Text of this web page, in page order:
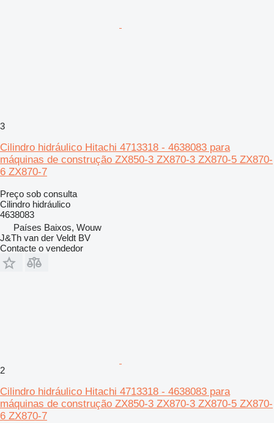
3
Cilindro hidráulico Hitachi 4713318 - 4638083 para
máquinas de construção ZX850-3 ZX870-3 ZX870-5 ZX870-
6 ZX870-7
Preço sob consulta
Cilindro hidráulico
4638083
Países Baixos, Wouw
J&Th van der Veldt BV
Contacte o vendedor
2
Cilindro hidráulico Hitachi 4713318 - 4638083 para
máquinas de construção ZX850-3 ZX870-3 ZX870-5 ZX870-
6 ZX870-7